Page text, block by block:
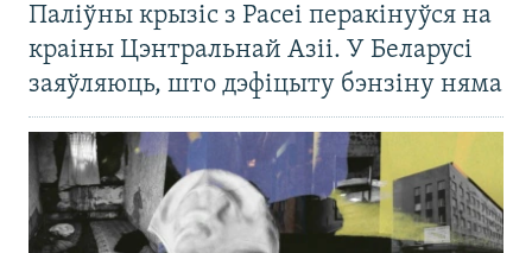
Паліўны крызіс з Расеі перакінуўся на
краіны Цэнтральнай Азіі. У Беларусі
заяўляюць, што дэфіцыту бэнзіну няма